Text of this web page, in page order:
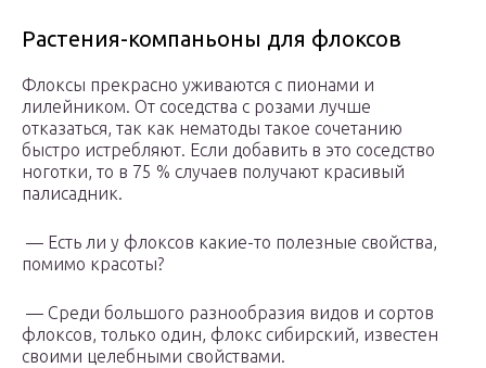
Растения-компаньоны для флоксов
Флоксы прекрасно уживаются с пионами и
лилейником. От соседства с розами лучше
отказаться, так как нематоды такое сочетанию
быстро истребляют. Если добавить в это соседство
ноготки, то в 75 % случаев получают красивый
палисадник.
— Есть ли у флоксов какие-то полезные свойства,
помимо красоты?
— Среди большого разнообразия видов и сортов
флоксов, только один, флокс сибирский, известен
своими целебными свойствами.